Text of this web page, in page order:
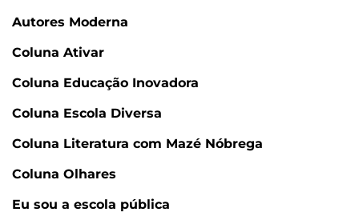
Autores Moderna
Coluna Ativar
Coluna Educação Inovadora
Coluna Escola Diversa
Coluna Literatura com Mazé Nóbrega
Coluna Olhares
Eu sou a escola pública